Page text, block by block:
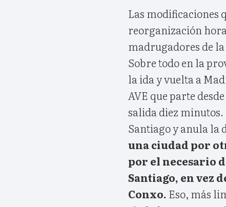
Las modificaciones
reorganización
madrugadores de
Sobre todo en la
la ida y vuelta a
AVE que parte
salida diez
Santiago y anula la
una ciudad por
por el necesario
Santiago, en vez
Conxo. Eso, más